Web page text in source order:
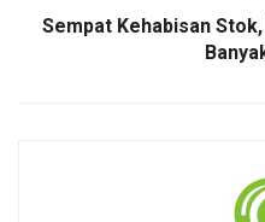
Sempat Kehabisan